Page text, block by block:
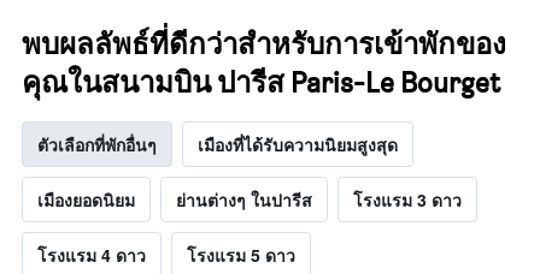
พบผลลัพธ์ที่ดีกว่าสำหรับการเข้าพักของ
คุณในสนามบิน ปารีส Paris-Le Bourget
ตัวเลือกที่พักอื่นๆ เมืองที่ได้รับความนิยมสูงสุด
เมืองยอดนิยม ย่านต่างๆ ในปารีส โรงแรม 3 ดาว
โรงแรม 4 ดาว โรงแรม 5 ดาว